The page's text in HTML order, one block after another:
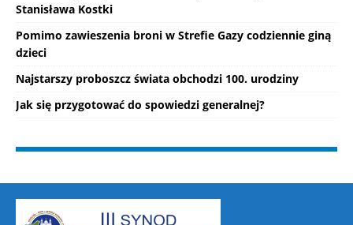
Stanisława Kostki
Pomimo zawieszenia broni w Strefie Gazy codziennie giną
dzieci
Najstarszy proboszcz świata obchodzi 100. urodziny
Jak się przygotować do spowiedzi generalnej?